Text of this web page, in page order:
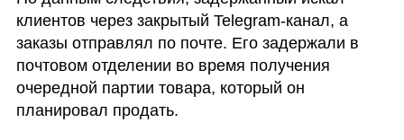
клиентов через закрытый Telegram-канал, а
заказы отправлял по почте. Его задержали в
почтовом отделении во время получения
очередной партии товара, который он
планировал продать.